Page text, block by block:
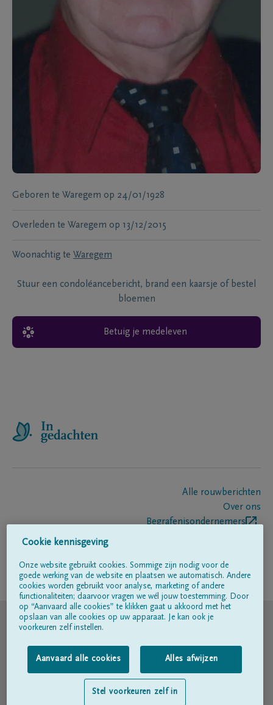
Geboren te Waregem op 24/01/1928
Overleden te Waregem op 13/12/2015
Woonachtig te Waregem
Stuur een condoléancebericht, brand een kaarsje of bestel
bloemen
Betuig je medeleven
Alle rouwberichten
Over ons
Begrafenisondernemers
Volg ons op
© DELA
Gebruiksvoorwaarden
Privacyverklaring
Toegankelijkheidsverklaring
Cookie kennisgeving
Onze website gebruikt cookies. Sommige zijn nodig voor de
goede werking van de website en plaatsen we automatisch. Andere
cookies worden gebruikt voor analyse, marketing of andere
functionaliteiten; daarvoor vragen we wél jouw toestemming. Door
op “Aanvaard alle cookies” te klikken gaat u akkoord met het
opslaan van alle cookies op uw apparaat. Je kan ook je
voorkeuren zelf instellen.
Aanvaard alle cookies Alles afwijzen
Stel voorkeuren zelf in